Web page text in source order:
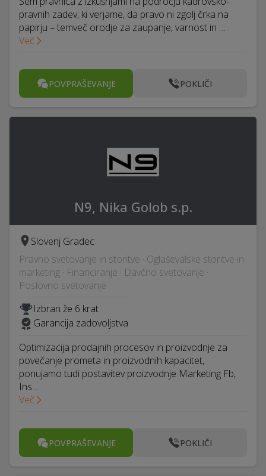
pravnih zadev, ki verjame, da pravo ni zgolj črka na
papirju – temveč orodje za zaupanje, varnost in …
Več
POVPRAŠEVANJE POKLIČI
N9, Nika Golob s.p.
Slovenj Gradec
Pravno svetovanje in storitve · Oglaševalske storitve in
marketing · Financiranje · Davčno svetovanje ·
Poslovno svetovanje
Izbran že 6 krat
Garancija zadovoljstva
Optimizacija prodajnih procesov in proizvodnje za
povečanje prometa in proizvodnih kapacitet,
ponujamo tudi postavitev proizvodnje Marketing Fb,
Ins…
Več
POVPRAŠEVANJE POKLIČI